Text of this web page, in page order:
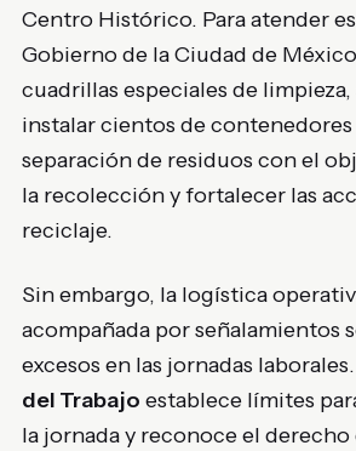
Centro Histórico. Para atender
Gobierno de la Ciudad de
cuadrillas especiales de limpieza,
instalar cientos de
separación de residuos con el
la recolección y fortalecer las
reciclaje.
Sin embargo, la logística
acompañada por señalamientos
excesos en las jornadas
del Trabajo establece límites
la jornada y reconoce el derecho